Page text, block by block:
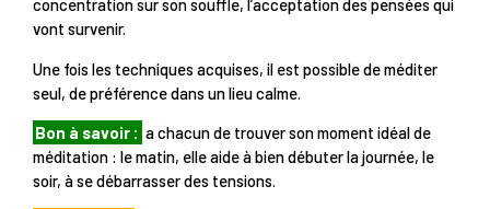
concentration sur son souffle, l’acceptation des pensées qui
vont survenir.
Une fois les techniques acquises, il est possible de méditer
seul, de préférence dans un lieu calme.
Bon à savoir : a chacun de trouver son moment idéal de
méditation : le matin, elle aide à bien débuter la journée, le
soir, à se débarrasser des tensions.